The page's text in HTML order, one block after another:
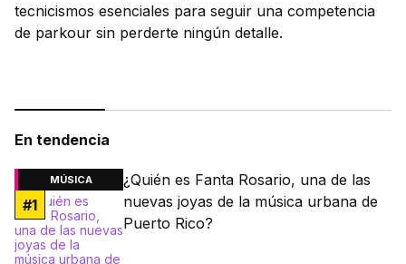
tecnicismos esenciales para seguir una competencia
de parkour sin perderte ningún detalle.
En tendencia
MÚSICA
#1
¿Quién es Fanta Rosario, una de las
nuevas joyas de la música urbana de
Puerto Rico?